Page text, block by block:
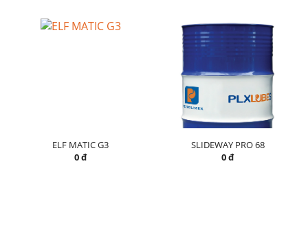
ELF MATIC G3
0 đ
SLIDEWAY PRO 68
0 đ